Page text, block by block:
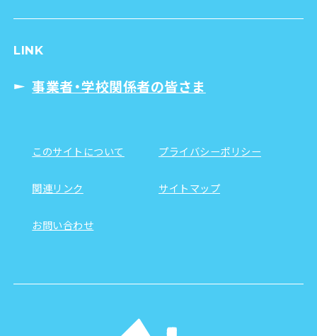
LINK
事業者・学校関係者の皆さま
このサイトについて プライバシーポリシー
関連リンク サイトマップ
お問い合わせ